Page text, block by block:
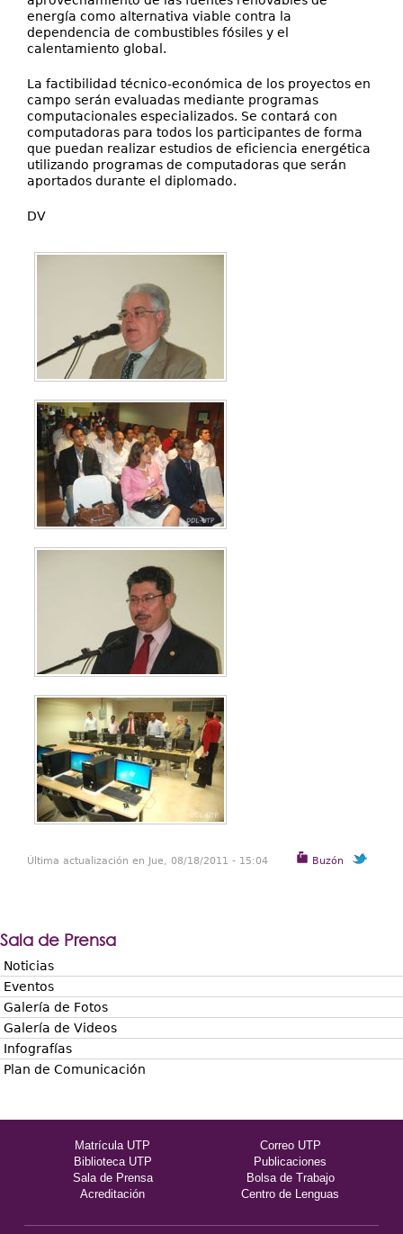
energía como alternativa viable contra la
dependencia de combustibles fósiles y el
calentamiento global.
La factibilidad técnico-económica de los proyectos en
campo serán evaluadas mediante programas
computacionales especializados. Se contará con
computadoras para todos los participantes de forma
que puedan realizar estudios de eficiencia energética
utilizando programas de computadoras que serán
aportados durante el diplomado.
DV
Buzón
Última actualización en Jue, 08/18/2011 - 15:04
Sala de Prensa
Noticias
Eventos
Galería de Fotos
Galería de Videos
Infografías
Plan de Comunicación
Matrícula UTP
Correo UTP
Biblioteca UTP
Publicaciones
Sala de Prensa
Bolsa de Trabajo
Acreditación
Centro de Lenguas